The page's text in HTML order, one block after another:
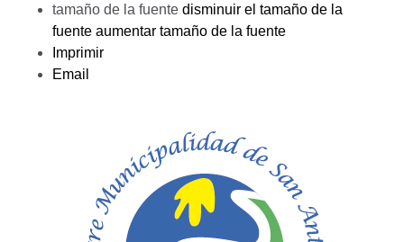
tamaño de la fuente disminuir el tamaño de la
fuente aumentar tamaño de la fuente
Imprimir
Email